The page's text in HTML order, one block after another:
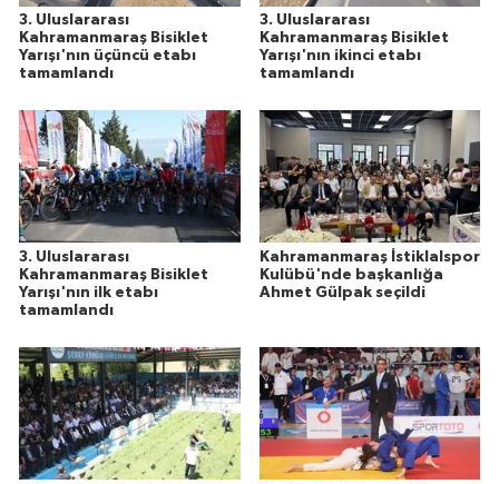
3. Uluslararası
Kahramanmaraş Bisiklet
Yarışı'nın üçüncü etabı
tamamlandı
3. Uluslararası
Kahramanmaraş Bisiklet
Yarışı'nın ikinci etabı
tamamlandı
3. Uluslararası
Kahramanmaraş Bisiklet
Yarışı'nın ilk etabı
tamamlandı
Kahramanmaraş İstiklalspor
Kulübü'nde başkanlığa
Ahmet Gülpak seçildi